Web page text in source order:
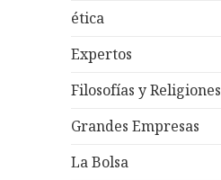
ética
Expertos
Filosofías y Religiones
Grandes Empresas
La Bolsa